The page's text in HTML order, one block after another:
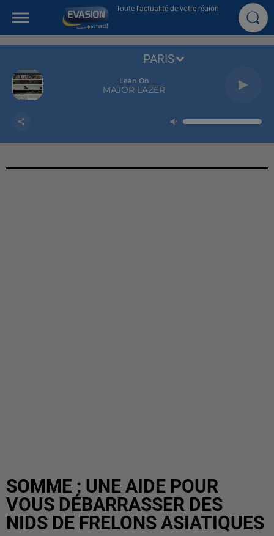
Toute l'actualité de votre région
Lean On
MAJOR LAZER
PARIS
SOMME : UNE AIDE POUR
VOUS DÉBARRASSER DES
NIDS DE FRELONS ASIATIQUES